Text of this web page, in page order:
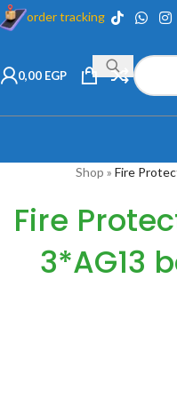
order tracking
0,00 EGP
Shop » Fire
Fire
3*AG13